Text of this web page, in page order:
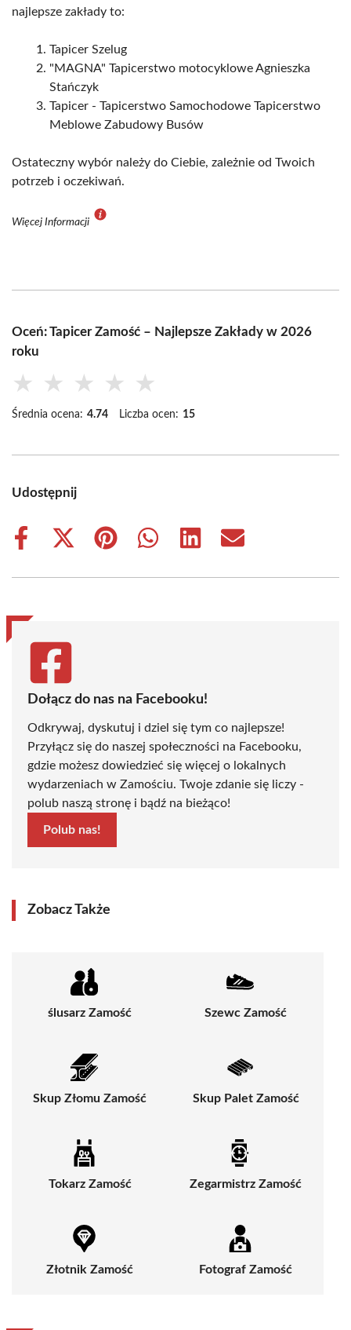
najlepsze zakłady to:
Tapicer Szelug
"MAGNA" Tapicerstwo motocyklowe Agnieszka
Stańczyk
Tapicer - Tapicerstwo Samochodowe Tapicerstwo
Meblowe Zabudowy Busów
Ostateczny wybór należy do Ciebie, zależnie od Twoich
potrzeb i oczekiwań.
Więcej Informacji
Oceń: Tapicer Zamość – Najlepsze Zakłady w 2026
roku
★ ★ ★ ★ ★
Średnia ocena: 4.74 Liczba ocen: 15
Udostępnij
Share
Share
(Twitter)
Share
Share
Share
Share
Dołącz do nas na Facebooku!
Odkrywaj, dyskutuj i dziel się tym co najlepsze!
Przyłącz się do naszej społeczności na Facebooku,
gdzie możesz dowiedzieć się więcej o lokalnych
wydarzeniach w Zamościu. Twoje zdanie się liczy -
polub naszą stronę i bądź na bieżąco!
Polub nas!
Zobacz Także
ślusarz Zamość Szewc Zamość
Skup Złomu Zamość Skup Palet Zamość
Tokarz Zamość Zegarmistrz Zamość
Złotnik Zamość Fotograf Zamość